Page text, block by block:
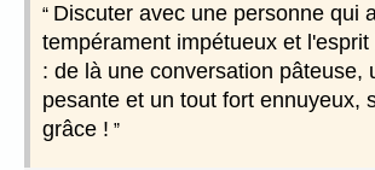
Discuter avec une personne qui
tempérament impétueux et l'esprit
: de là une conversation pâteuse,
pesante et un tout fort ennuyeux,
grâce !